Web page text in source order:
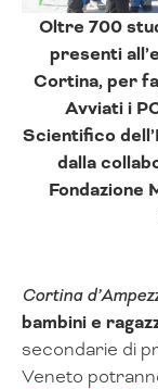
Oltre 700
presenti
Cortina, per
Avviati i
Scientifico
dalla
Fondazione
Cortina
bambini e
secondarie di
Veneto